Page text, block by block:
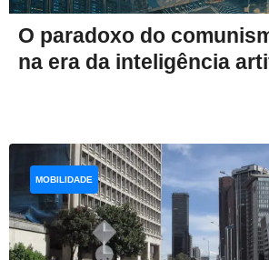
O paradoxo do
na era da inteligência
MOBILIDADE